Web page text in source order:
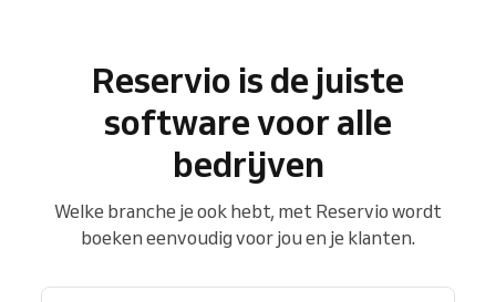
Reservio is de juiste
software voor alle
bedrijven
Welke branche je ook hebt, met Reservio wordt
boeken eenvoudig voor jou en je klanten.